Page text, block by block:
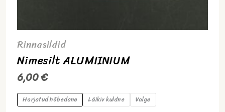
Rinnasildid
Nimesilt ALUMIINIUM
6,00€
Harjatud hõbedane Läikiv kuldne Valge